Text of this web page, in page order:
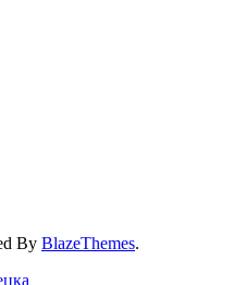
By BlazeThemes.